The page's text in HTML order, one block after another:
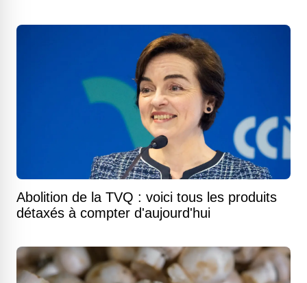
Abolition de la TVQ : voici tous les produits
détaxés à compter d'aujourd'hui